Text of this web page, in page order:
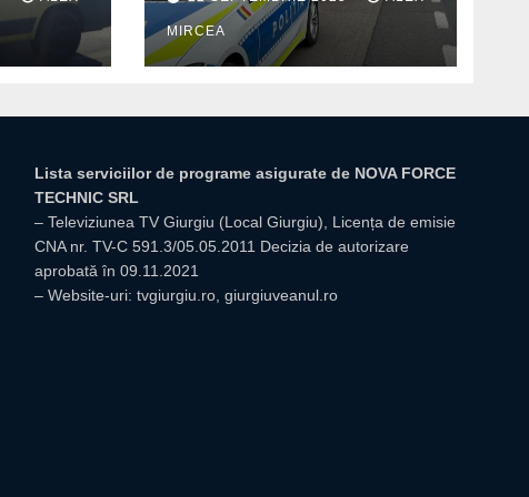
din Mihăilești
MIRCEA
Lista serviciilor de programe asigurate de NOVA FORCE
TECHNIC SRL
– Televiziunea TV Giurgiu (Local Giurgiu), Licența de emisie
CNA nr. TV-C 591.3/05.05.2011 Decizia de autorizare
aprobată în 09.11.2021
– Website-uri: tvgiurgiu.ro, giurgiuveanul.ro